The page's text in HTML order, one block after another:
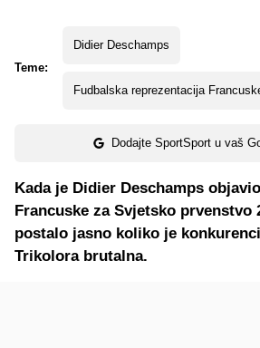
Teme:
Didier Deschamps
Fudbalska reprezentacija
Dodajte SportSport u vaš
Kada je Didier Deschamps
Francuske za Svjetsko prvenstvo
postalo jasno koliko je
Trikolora brutalna.